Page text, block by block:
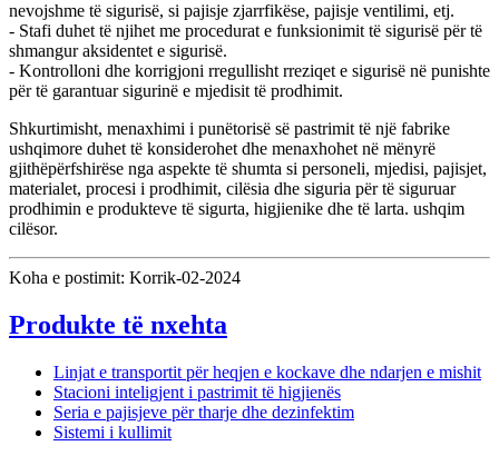
nevojshme të sigurisë, si pajisje zjarrfikëse, pajisje ventilimi, etj.
- Stafi duhet të njihet me procedurat e funksionimit të sigurisë për të
shmangur aksidentet e sigurisë.
- Kontrolloni dhe korrigjoni rregullisht rreziqet e sigurisë në punishte
për të garantuar sigurinë e mjedisit të prodhimit.
Shkurtimisht, menaxhimi i punëtorisë së pastrimit të një fabrike
ushqimore duhet të konsiderohet dhe menaxhohet në mënyrë
gjithëpërfshirëse nga aspekte të shumta si personeli, mjedisi, pajisjet,
materialet, procesi i prodhimit, cilësia dhe siguria për të siguruar
prodhimin e produkteve të sigurta, higjienike dhe të larta. ushqim
cilësor.
Koha e postimit: Korrik-02-2024
Produkte të nxehta
Linjat e transportit për heqjen e kockave dhe ndarjen e mishit
Stacioni inteligjent i pastrimit të higjienës
Seria e pajisjeve për tharje dhe dezinfektim
Sistemi i kullimit